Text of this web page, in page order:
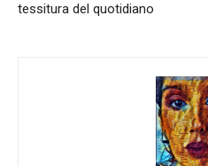
tessitura del quotidiano